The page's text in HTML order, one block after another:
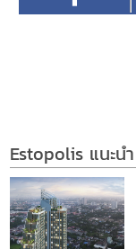
Estopolis แนะนำ